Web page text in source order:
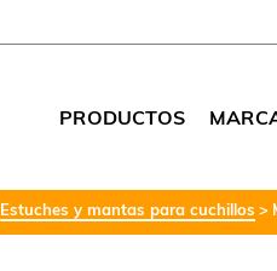
PRODUCTOS
Estuches y mantas para cuchillos